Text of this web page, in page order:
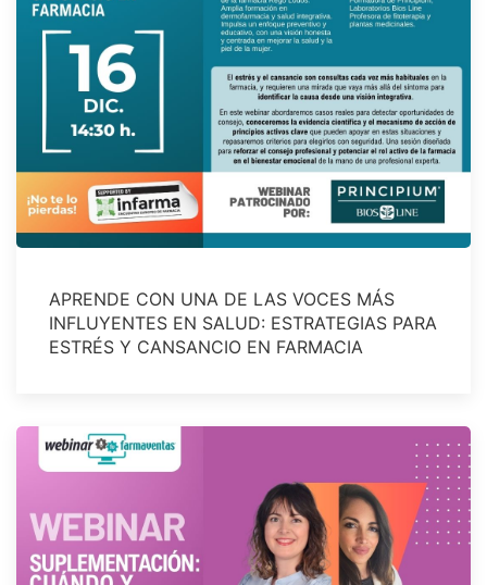
APRENDE CON UNA DE LAS VOCES MÁS
INFLUYENTES EN SALUD: ESTRATEGIAS PARA
ESTRÉS Y CANSANCIO EN FARMACIA